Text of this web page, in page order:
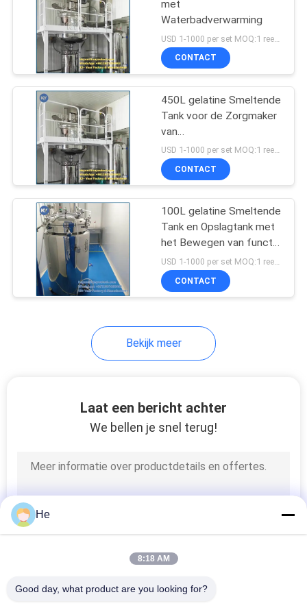
met
Waterbadverwarming
CONTACT
450L gelatine Smeltende
Tank voor de Zorgmaker
van
Gezondheidsproducten/USD 1-1000 per set MOQ:1 reeks
CONTACT
100L gelatine Smeltende
Tank en Opslagtank met
het Bewegen van functie
en Vacuümpomp
USD 1-1000 per set MOQ:1 reeks
CONTACT
Bekijk meer
Laat een bericht achter
We bellen je snel terug!
He
8:18 AM
Good day, what product are you looking for?